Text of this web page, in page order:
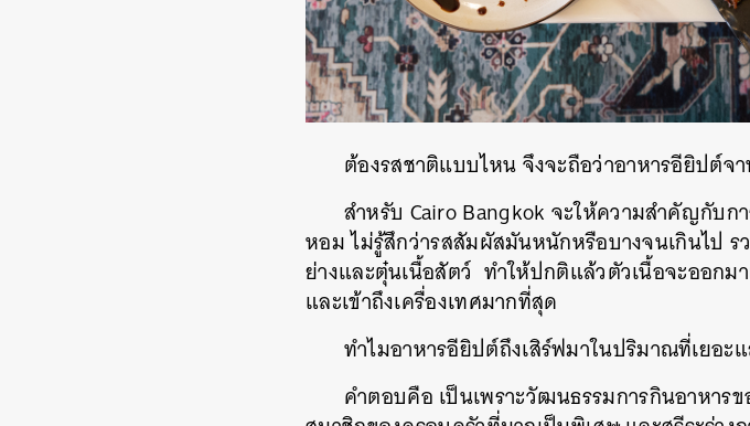
ต้องรสชาติแบบไหน จึงจะถือว่าอาหารอียิปต์จ
สำหรับ Cairo Bangkok จะให้ความสำคัญกับ
หอม ไม่รู้สึกว่ารสสัมผัสมันหนักหรือบางจนเกินไป
ย่างและตุ๋นเนื้อสัตว์ ทำให้ปกติแล้วตัวเนื้อจะออก
และเข้าถึงเครื่องเทศมากที่สุด
ทำไมอาหารอียิปต์ถึงเสิร์ฟมาในปริมาณที่เยอะ
คำตอบคือ เป็นเพราะวัฒนธรรมการกินอาหา